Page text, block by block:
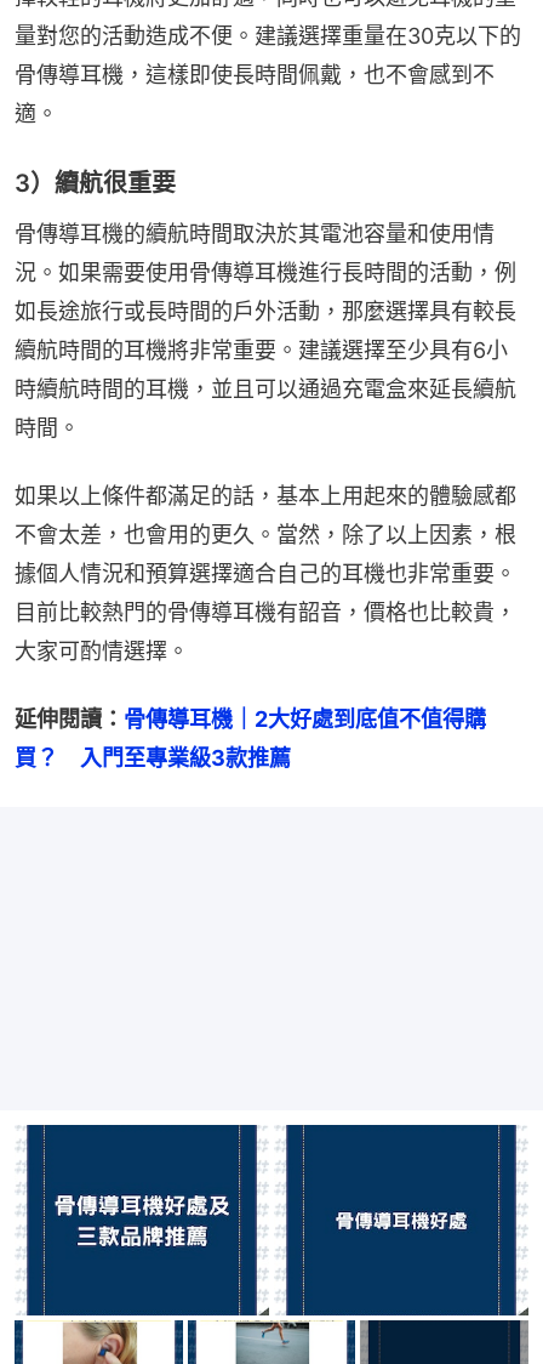
量對您的活動造成不便。建議選擇重量在30克以下的
骨傳導耳機，這樣即使長時間佩戴，也不會感到不
適。
3）續航很重要
骨傳導耳機的續航時間取決於其電池容量和使用情
況。如果需要使用骨傳導耳機進行長時間的活動，例
如長途旅行或長時間的戶外活動，那麼選擇具有較長
續航時間的耳機將非常重要。建議選擇至少具有6小
時續航時間的耳機，並且可以通過充電盒來延長續航
時間。
如果以上條件都滿足的話，基本上用起來的體驗感都
不會太差，也會用的更久。當然，除了以上因素，根
據個人情況和預算選擇適合自己的耳機也非常重要。
目前比較熱門的骨傳導耳機有韶音，價格也比較貴，
大家可酌情選擇。
延伸閱讀： 骨傳導耳機｜2大好處到底值不值得購
買？　入門至專業級3款推薦